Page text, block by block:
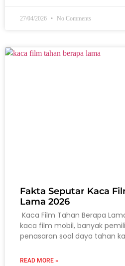
27/04/2026 No Comments
Fakta Seputar Kaca
Lama 2026
Kaca Film Tahan Berapa
kaca film mobil, banyak
penasaran soal daya tahan
READ MORE »